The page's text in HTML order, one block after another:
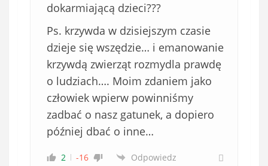
dokarmiającą dzieci???
Ps. krzywda w dzisiejszym czasie
dzieje się wszędzie… i emanowanie
krzywdą zwierząt rozmydla prawdę
o ludziach…. Moim zdaniem jako
człowiek wpierw powinniśmy
zadbać o nasz gatunek, a dopiero
później dbać o inne…
2 -16 Odpowiedz